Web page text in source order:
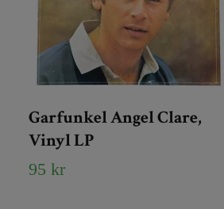
Garfunkel Angel Clare,
Vinyl LP
95 kr